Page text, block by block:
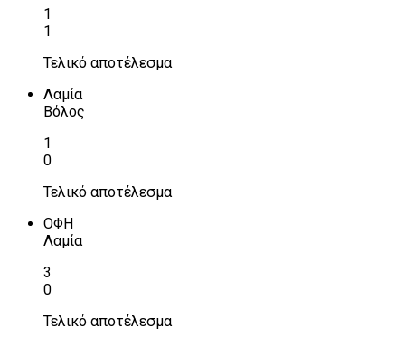
1
1
Τελικό αποτέλεσμα
Λαμία
Βόλος
1
0
Τελικό αποτέλεσμα
ΟΦΗ
Λαμία
3
0
Τελικό αποτέλεσμα